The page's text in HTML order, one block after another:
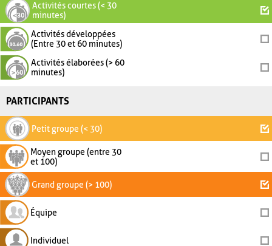
Activités courtes (< 30
minutes)
Activités développées
(Entre 30 et 60 minutes)
Activités élaborées (> 60
minutes)
PARTICIPANTS
Petit groupe (< 30)
Moyen groupe (entre 30
et 100)
Grand groupe (> 100)
Équipe
Individuel